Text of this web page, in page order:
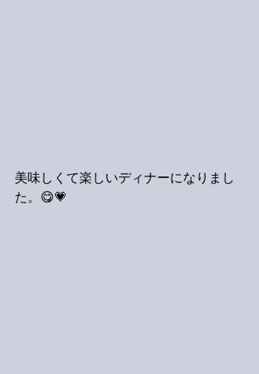
美味しくて楽しいディナーになりまし
た。😋💗